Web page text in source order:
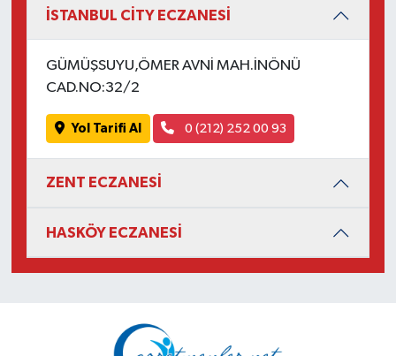
İSTANBUL CİTY ECZANESİ
GÜMÜŞSUYU,ÖMER AVNİ MAH.İNÖNÜ
CAD.NO:32/2
Yol Tarifi Al 0 (212) 252 00 93
ZENT ECZANESİ
HASKÖY ECZANESİ